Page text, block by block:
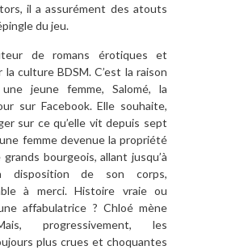
il a assurément des atouts
du jeu.
de romans érotiques et
la culture BDSM. C’est la raison
jeune femme, Salomé, la
sur Facebook. Elle souhaite,
sur ce qu’elle vit depuis sept
femme devenue la propriété
grands bourgeois, allant jusqu’à
de son corps,
à merci. Histoire vraie ou
affabulatrice ? Chloé mène
progressivement, les
plus crues et choquantes